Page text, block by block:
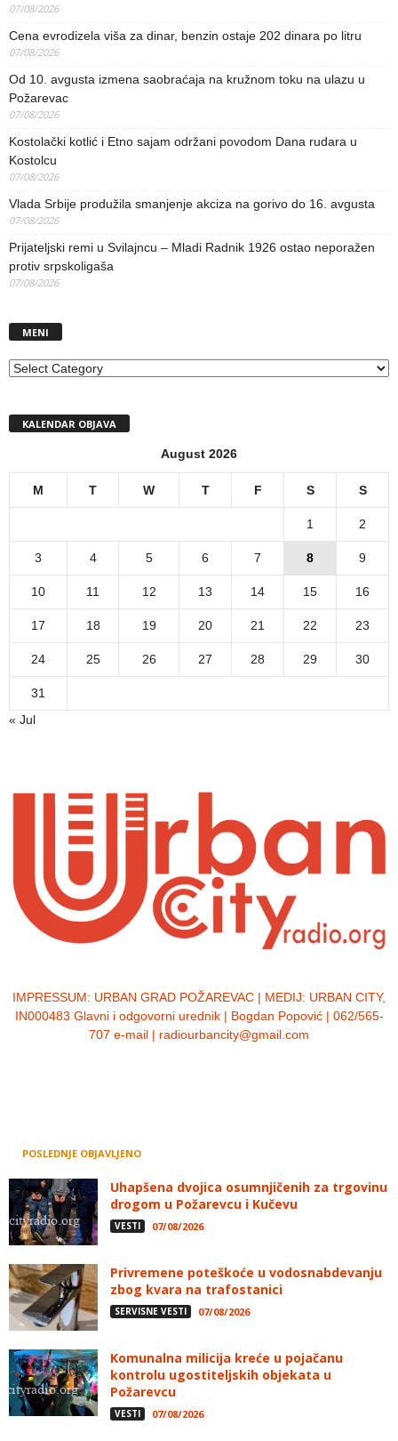
07/08/2026
Cena evrodizela viša za dinar, benzin ostaje 202 dinara po litru
07/08/2026
Od 10. avgusta izmena saobraćaja na kružnom toku na ulazu u
Požarevac
07/08/2026
Kostolački kotlić i Etno sajam održani povodom Dana rudara u
Kostolcu
07/08/2026
Vlada Srbije produžila smanjenje akciza na gorivo do 16. avgusta
07/08/2026
Prijateljski remi u Svilajncu – Mladi Radnik 1926 ostao neporažen
protiv srpskoligaša
07/08/2026
MENI
MENI
KALENDAR OBJAVA
August 2026
M T W T F S S
1 2
3 4 5 6 7 8 9
10 11 12 13 14 15 16
17 18 19 20 21 22 23
24 25 26 27 28 29 30
31
« Jul
IMPRESSUM: URBAN GRAD POŽAREVAC | MEDIJ: URBAN CITY,
IN000483 Glavni i odgovorni urednik | Bogdan Popović | 062/565-
707 e-mail | radiourbancity@gmail.com
POSLEDNJE OBJAVLJENO
Uhapšena dvojica osumnjičenih za trgovinu
drogom u Požarevcu i Kučevu
VESTI 07/08/2026
Privremene poteškoće u vodosnabdevanju
zbog kvara na trafostanici
SERVISNE VESTI 07/08/2026
Komunalna milicija kreće u pojačanu
kontrolu ugostiteljskih objekata u
Požarevcu
VESTI 07/08/2026